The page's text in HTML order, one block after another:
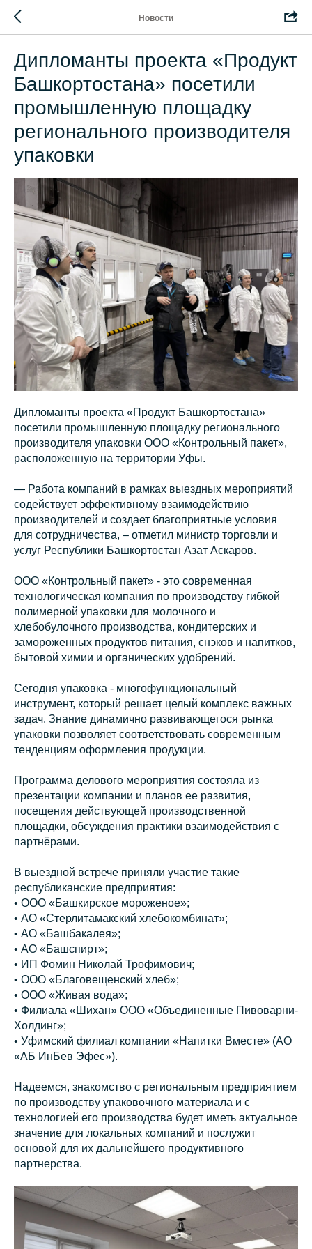
Новости
Дипломанты проекта «Продукт
Башкортостана» посетили
промышленную площадку
регионального производителя
упаковки
Дипломанты проекта «Продукт Башкортостана»
посетили промышленную площадку регионального
производителя упаковки ООО «Контрольный пакет»,
расположенную на территории Уфы.
— Работа компаний в рамках выездных мероприятий
содействует эффективному взаимодействию
производителей и создает благоприятные условия
для сотрудничества, – отметил министр торговли и
услуг Республики Башкортостан Азат Аскаров.
ООО «Контрольный пакет» - это современная
технологическая компания по производству гибкой
полимерной упаковки для молочного и
хлебобулочного производства, кондитерских и
замороженных продуктов питания, снэков и напитков,
бытовой химии и органических удобрений.
Сегодня упаковка - многофункциональный
инструмент, который решает целый комплекс важных
задач. Знание динамично развивающегося рынка
упаковки позволяет соответствовать современным
тенденциям оформления продукции.
Программа делового мероприятия состояла из
презентации компании и планов ее развития,
посещения действующей производственной
площадки, обсуждения практики взаимодействия с
партнёрами.
В выездной встрече приняли участие такие
республиканские предприятия:
• ООО «Башкирское мороженое»;
• АО «Стерлитамакский хлебокомбинат»;
• АО «Башбакалея»;
• АО «Башспирт»;
• ИП Фомин Николай Трофимович;
• ООО «Благовещенский хлеб»;
• ООО «Живая вода»;
• Филиала «Шихан» ООО «Объединенные Пивоварни-
Холдинг»;
• Уфимский филиал компании «Напитки Вместе» (АО
«АБ ИнБев Эфес»).
Надеемся, знакомство с региональным предприятием
по производству упаковочного материала и с
технологией его производства будет иметь актуальное
значение для локальных компаний и послужит
основой для их дальнейшего продуктивного
партнерства.